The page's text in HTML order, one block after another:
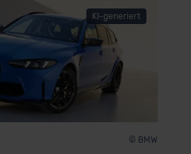
KI-generiert
© BMW